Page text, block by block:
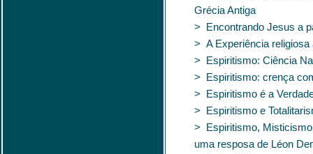
Grécia Antiga
> Encontrando Jesus a
> A Experiência religiosa
> Espiritismo: Ciência
> Espiritismo: crença
> Espiritismo é a
> Espiritismo e
> Espiritismo,
uma resposa de Léon